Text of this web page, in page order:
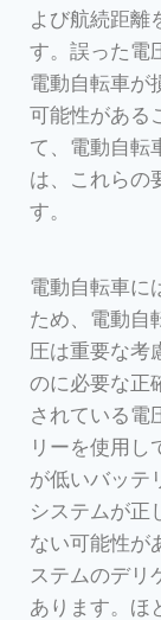
よび航続距離
す。誤った電
電動自転車が
可能性がある
て、電動自転
は、これらの
す。
電動自転車に
ため、電動自
圧は重要な考
のに必要な正
されている電
リーを使用し
が低いバッテ
システムが正
ない可能性が
ステムのデリ
あります。ほ